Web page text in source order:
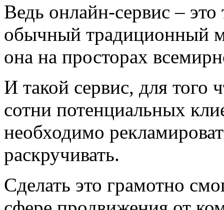
Ведь онлайн-сервис – это
обычный традиционный
она на просторах
И такой сервис, для того
сотни потенциальных
необходимо
раскручивать.
Сделать это грамотно